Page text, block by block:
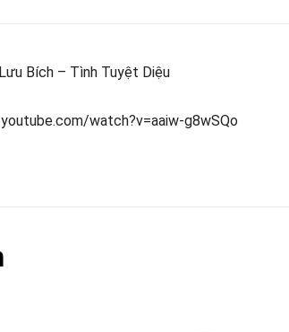
Bích – Tình Tuyệt Diệu
watch?v=aaiw-g8wSQo